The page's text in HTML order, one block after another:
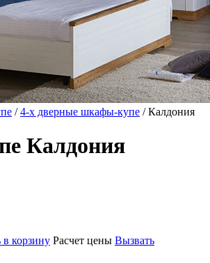
/4-х дверные шкафы-купе / Калдония
Калдония
в корзину Расчет цены Вызвать